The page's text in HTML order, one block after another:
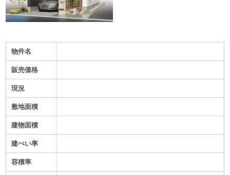
物件名
販売価格
現況
敷地面積
建物面積
建ぺい率
容積率